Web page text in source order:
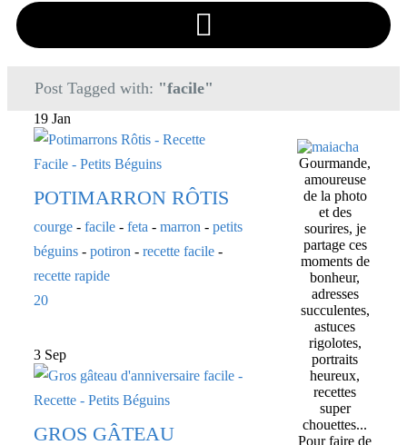
Post Tagged with: "facile"
19 Jan
POTIMARRON RÔTIS
courge - facile - feta - marron - petits
béguins - potiron - recette facile -
recette rapide
20
3 Sep
GROS GÂTEAU
Gourmande,
amoureuse
de la photo
et des
sourires, je
partage ces
moments de
bonheur,
adresses
succulentes,
astuces
rigolotes,
portraits
heureux,
recettes
super
chouettes...
Pour faire de